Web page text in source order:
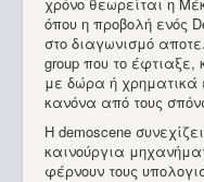
όπου η προβολή ενός
στο διαγωνισμό
group που το
με δώρα ή
κανόνα από τους
Η demoscene
καινούργια
φέρνουν τους